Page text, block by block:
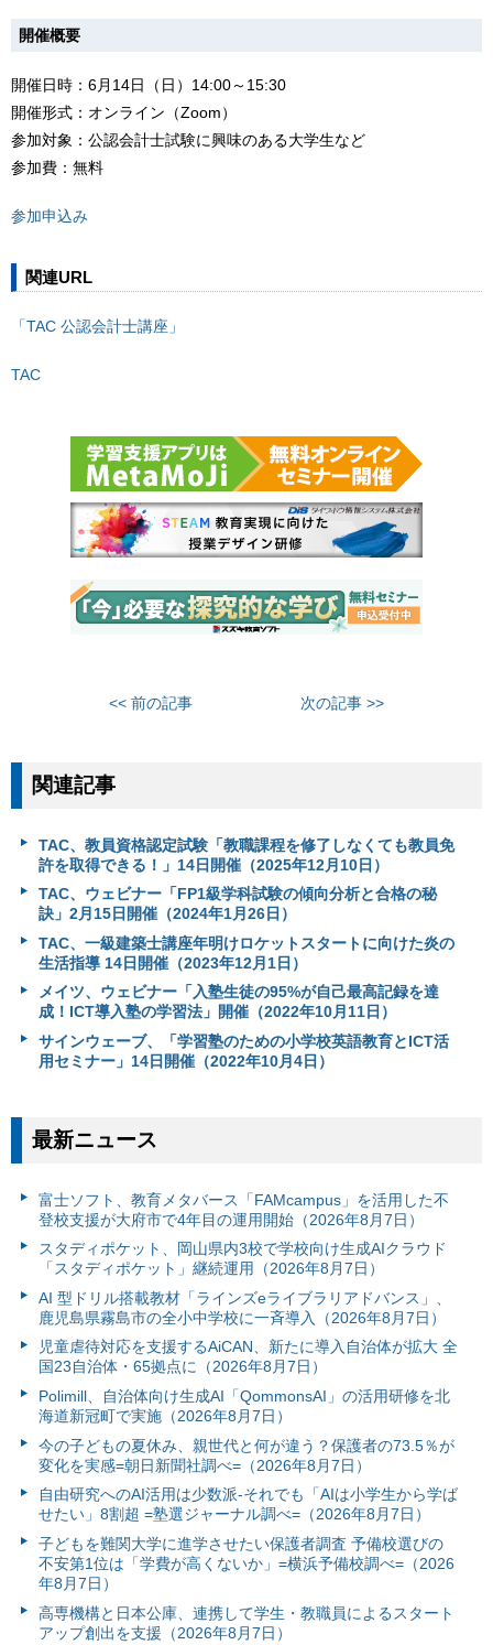
開催概要
開催日時：6月14日（日）14:00～15:30
開催形式：オンライン（Zoom）
参加対象：公認会計士試験に興味のある大学生など
参加費：無料
参加申込み
関連URL
「TAC 公認会計士講座」
TAC
<< 前の記事 次の記事 >>
関連記事
TAC、教員資格認定試験「教職課程を修了しなくても教員免
許を取得できる！」14日開催（2025年12月10日）
TAC、ウェビナー「FP1級学科試験の傾向分析と合格の秘
訣」2月15日開催（2024年1月26日）
TAC、一級建築士講座年明けロケットスタートに向けた炎の
生活指導 14日開催（2023年12月1日）
メイツ、ウェビナー「入塾生徒の95%が自己最高記録を達
成！ICT導入塾の学習法」開催（2022年10月11日）
サインウェーブ、「学習塾のための小学校英語教育とICT活
用セミナー」14日開催（2022年10月4日）
最新ニュース
富⼠ソフト、教育メタバース「FAMcampus」を活用した不
登校支援が大府市で4年目の運用開始（2026年8月7日）
スタディポケット、岡山県内3校で学校向け生成AIクラウド
「スタディポケット」継続運用（2026年8月7日）
AI 型ドリル搭載教材「ラインズeライブラリアドバンス」、
鹿児島県霧島市の全小中学校に一斉導入（2026年8月7日）
児童虐待対応を支援するAiCAN、新たに導入自治体が拡大 全
国23自治体・65拠点に（2026年8月7日）
Polimill、自治体向け生成AI「QommonsAI」の活用研修を北
海道新冠町で実施（2026年8月7日）
今の子どもの夏休み、親世代と何が違う？保護者の73.5％が
変化を実感=朝日新聞社調べ=（2026年8月7日）
自由研究へのAI活用は少数派-それでも「AIは小学生から学ば
せたい」8割超 =塾選ジャーナル調べ=（2026年8月7日）
子どもを難関大学に進学させたい保護者調査 予備校選びの
不安第1位は「学費が高くないか」=横浜予備校調べ=（2026
年8月7日）
高専機構と日本公庫、連携して学生・教職員によるスタート
アップ創出を支援（2026年8月7日）